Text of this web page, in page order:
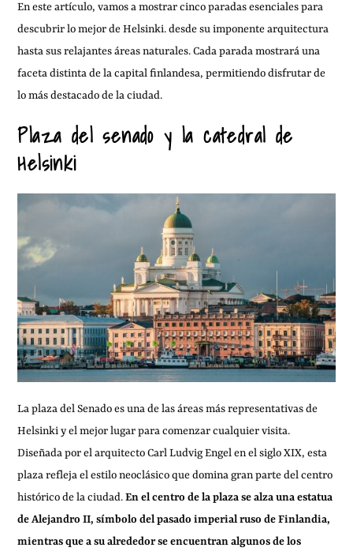
En este artículo, vamos a mostrar cinco paradas esenciales para
descubrir lo mejor de Helsinki. desde su imponente arquitectura
hasta sus relajantes áreas naturales. Cada parada mostrará una
faceta distinta de la capital finlandesa, permitiendo disfrutar de
lo más destacado de la ciudad.
Plaza del senado y la catedral de
Helsinki
La plaza del Senado es una de las áreas más representativas de
Helsinki y el mejor lugar para comenzar cualquier visita.
Diseñada por el arquitecto Carl Ludvig Engel en el siglo XIX, esta
plaza refleja el estilo neoclásico que domina gran parte del centro
histórico de la ciudad.En el centro de la plaza se alza una estatua
de Alejandro II, símbolo del pasado imperial ruso de Finlandia,
mientras que a su alrededor se encuentran algunos de los